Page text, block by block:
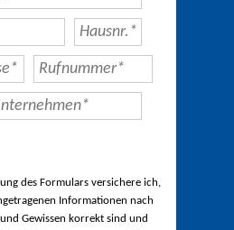
des Formulars versichere ich,
Informationen nach
Gewissen korrekt sind und